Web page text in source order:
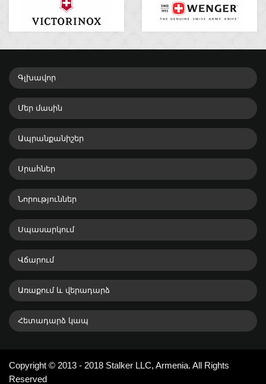
Գլխավոր
Մեր մասին
Ապրանքանիշեր
Սրահներ
Նորություններ
Սպասարկում
Վճարում
Առաքում և վերադարձ
Հետադարձ կապ
Copyright © 2013 - 2018 Stalker LLC, Armenia. All Rights
Reserved